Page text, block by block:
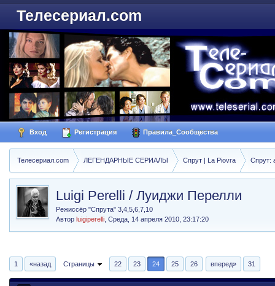
Телесериал.com
Вход Регистрация Правила_Сообщества
Телесериал.com ЛЕГЕНДАРНЫЕ СЕРИАЛЫ Спрут | La Piovra Спрут:
Luigi Perelli / Луиджи Перелли
Режиссёр "Спрута" 3,4,5,6,7,10
Авторluigiperelli ,Среда, 14 апреля 2010, 23:17:20
1 «назад Страницы 22 23 24 25 26 вперед» 31